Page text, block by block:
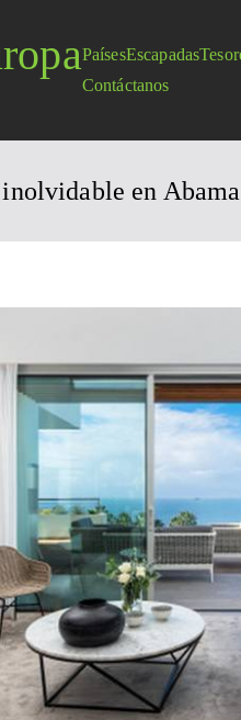
PaísesEscapadas
Contáctanos
en